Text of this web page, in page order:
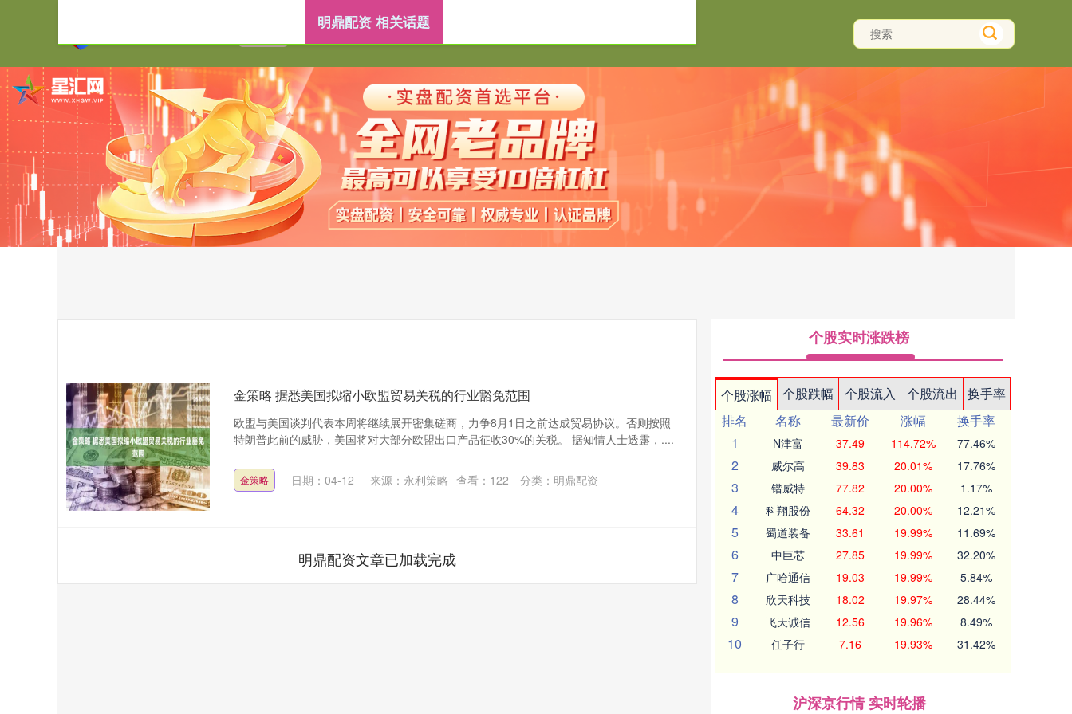
明鼎配资 靠谱配资平台
明鼎配资 相关话题
金策略 据悉美国拟缩小欧盟贸易关税的行业豁免范围
欧盟与美国谈判代表本周将继续展开密集磋商，力争8月1日之前达成贸易协议。否则按照
特朗普此前的威胁，美国将对大部分欧盟出口产品征收30%的关税。 据知情人士透露，....
金策略 日期：04-12 来源：永利策略 查看： 122 分类： 明鼎配资
明鼎配资文章已加载完成
个股实时涨跌榜
个股涨幅 个股跌幅 个股流入 个股流出
换手率
排名
名称 最新价 涨幅
换手率
1
N津富 37.49 114.72% 77.46%
2 威尔高 39.83 20.01% 17.76%
3 锴威特 77.82 20.00% 1.17%
4 科翔股份 64.32 20.00% 12.21%
5 蜀道装备 33.61 19.99% 11.69%
6 中巨芯 27.85 19.99% 32.20%
7 广哈通信 19.03 19.99% 5.84%
8 欣天科技 18.02 19.97% 28.44%
9 飞天诚信 12.56 19.96% 8.49%
10 任子行 7.16 19.93% 31.42%
沪深京行情 实时轮播